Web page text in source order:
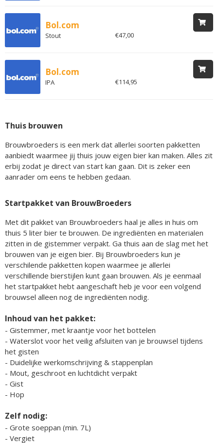
Bol.com
Stout €47,00
Bol.com
IPA €114,95
Thuis brouwen
Brouwbroeders is een merk dat allerlei soorten pakketten
aanbiedt waarmee jij thuis jouw eigen bier kan maken. Alles zit
erbij zodat je direct van start kan gaan. Dit is zeker een
aanrader om eens te hebben gedaan.
Startpakket van BrouwBroeders
Met dit pakket van Brouwbroeders haal je alles in huis om
thuis 5 liter bier te brouwen. De ingrediënten en materialen
zitten in de gistemmer verpakt. Ga thuis aan de slag met het
brouwen van je eigen bier. Bij Brouwbroeders kun je
verschilende pakketten kopen waarmee je allerlei
verschillende bierstijlen kunt gaan brouwen. Als je eenmaal
het startpakket hebt aangeschaft heb je voor een volgend
brouwsel alleen nog de ingrediënten nodig.
Inhoud van het pakket:
- Gistemmer, met kraantje voor het bottelen
- Waterslot voor het veilig afsluiten van je brouwsel tijdens
het gisten
- Duidelijke werkomschrijving & stappenplan
- Mout, geschroot en luchtdicht verpakt
- Gist
- Hop
Zelf nodig:
- Grote soeppan (min. 7L)
- Vergiet